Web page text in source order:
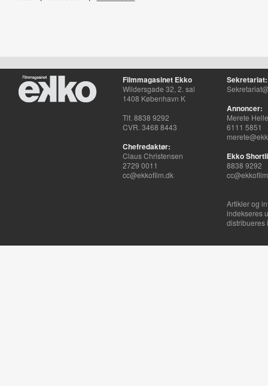
Filmmagasinet Ekko
Wildersgade 32, 2. sal
1408 København K
Tlf. 8838 9292
CVR. 3468 8443
Chefredaktør:
Claus Christensen
2729 0011
cc@ekkofilm.dk
Sekretariat:
Annoncer:
Merete
6111 5851
Ekko
8838 9292
Artikler og
indekseres
distribueres